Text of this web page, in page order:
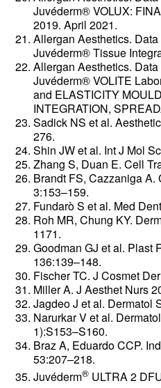
Juvéderm® VOLUX:
2019. April 2021.
Allergan Aesthetics.
Juvéderm® Tissue
Allergan Aesthetics.
Juvéderm® VOLITE
and ELASTICITY
INTEGRATION,
Sadick NS et al.
276.
Shin JW et al. Int J Mol
Zhang S, Duan E. Cell
Brandt FS, Cazzaniga A.
3:153–159.
Fundarò S et al. Med
Roh MR, Chung KY.
1171.
Goodman GJ et al. Plast
136:139–148.
Fischer TC. J Cosmet
Miller A. J Aesthet Nurs
Jagdeo J et al. Dermatol
Narurkar V et al.
1):S153–S160.
Braz A, Eduardo CCP.
53:207–218.
Juvéderm® ULTRA 2